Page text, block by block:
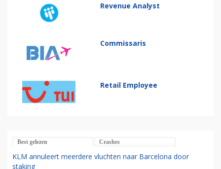
Revenue Analyst
Commissaris
Retail Employee
Best gelezen Crashes
KLM annuleert meerdere vluchten naar Barcelona door
staking